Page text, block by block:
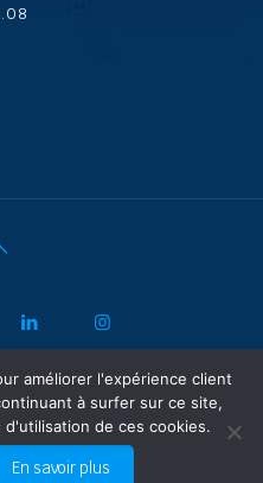
de confidentialité
Concept
améliorer l'expérience client
à surfer sur ce site,
de ces cookies.
En savoir plus